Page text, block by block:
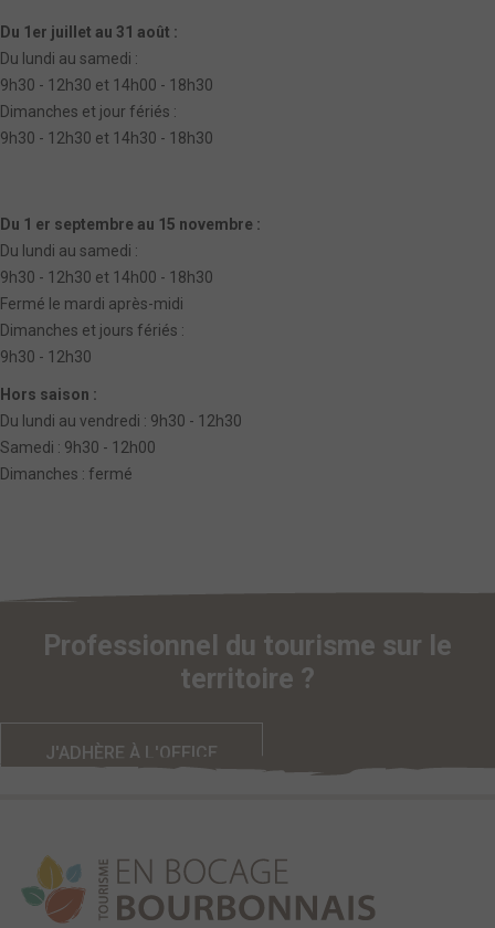
Du 1er juillet au 31 août :
Du lundi au samedi :
9h30 - 12h30 et 14h00 - 18h30
Dimanches et jour fériés :
9h30 - 12h30 et 14h30 - 18h30
Du 1 er septembre au 15 novembre :
Du lundi au samedi :
9h30 - 12h30 et 14h00 - 18h30
Fermé le mardi après-midi
Dimanches et jours fériés :
9h30 - 12h30
Hors saison :
Du lundi au vendredi : 9h30 - 12h30
Samedi : 9h30 - 12h00
Dimanches : fermé
Professionnel du tourisme sur le
territoire ?
J'ADHÈRE À L'OFFICE